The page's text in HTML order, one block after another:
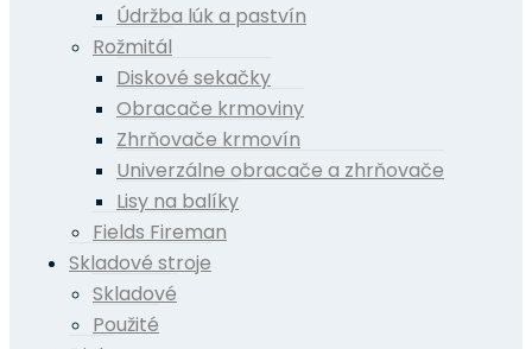
Údržba lúk a pastvín
Rožmitál
Diskové sekačky
Obracače krmoviny
Zhrňovače krmovín
Univerzálne obracače a zhrňovače
Lisy na balíky
Fields Fireman
Skladové stroje
Skladové
Použité